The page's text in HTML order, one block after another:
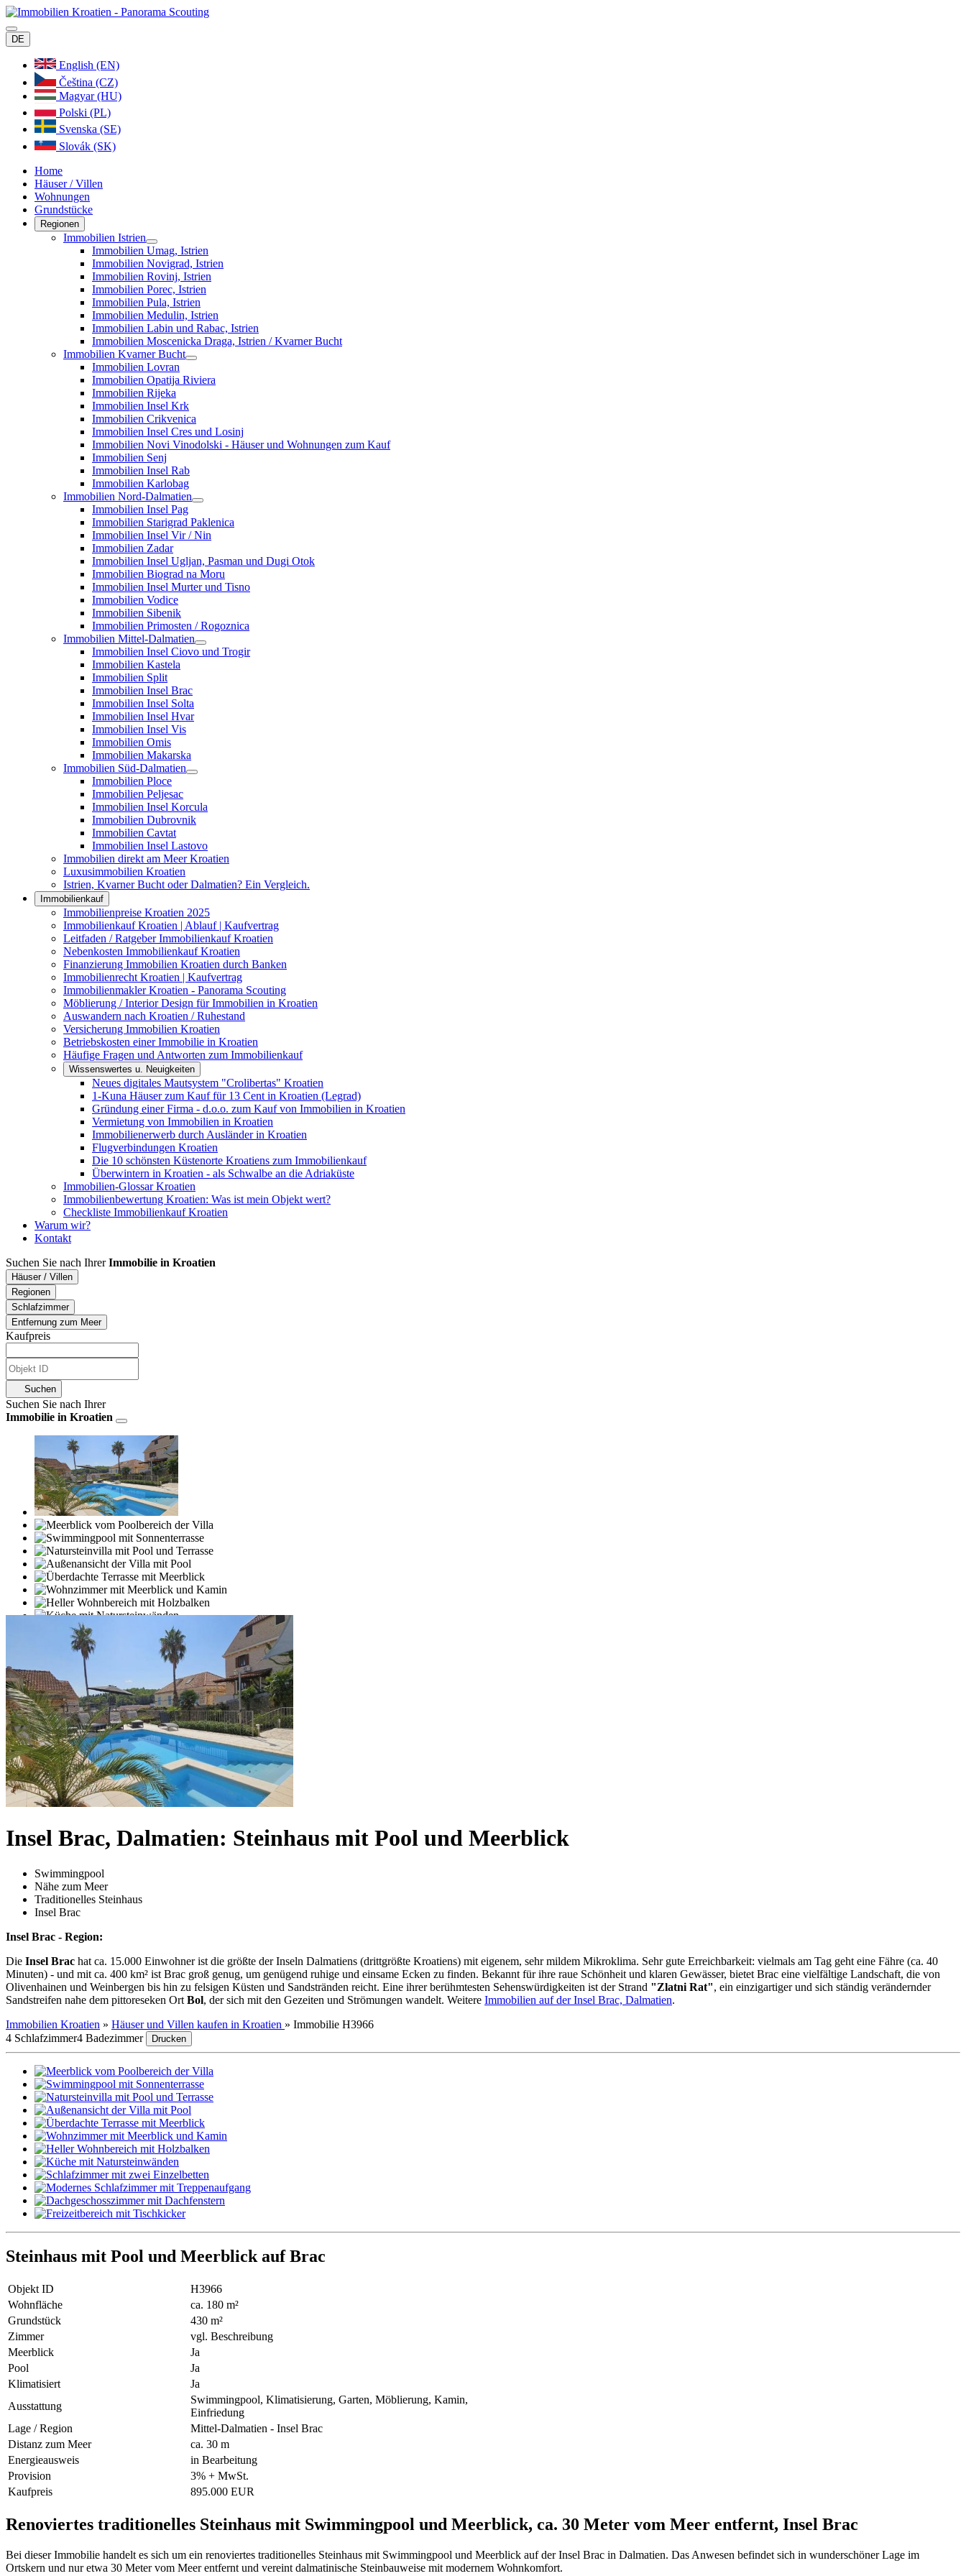
DE
English (EN)
Čeština (CZ)
Magyar (HU)
Polski (PL)
Svenska (SE)
Slovák (SK)
Home
Häuser / Villen
Wohnungen
Grundstücke
Regionen
Immobilien Istrien
Immobilien Umag, Istrien
Immobilien Novigrad, Istrien
Immobilien Rovinj, Istrien
Immobilien Porec, Istrien
Immobilien Pula, Istrien
Immobilien Medulin, Istrien
Immobilien Labin und Rabac, Istrien
Immobilien Moscenicka Draga, Istrien / Kvarner Bucht
Immobilien Kvarner Bucht
Immobilien Lovran
Immobilien Opatija Riviera
Immobilien Rijeka
Immobilien Insel Krk
Immobilien Crikvenica
Immobilien Insel Cres und Losinj
Immobilien Novi Vinodolski - Häuser und Wohnungen zum Kauf
Immobilien Senj
Immobilien Insel Rab
Immobilien Karlobag
Immobilien Nord-Dalmatien
Immobilien Insel Pag
Immobilien Starigrad Paklenica
Immobilien Insel Vir / Nin
Immobilien Zadar
Immobilien Insel Ugljan, Pasman und Dugi Otok
Immobilien Biograd na Moru
Immobilien Insel Murter und Tisno
Immobilien Vodice
Immobilien Sibenik
Immobilien Primosten / Rogoznica
Immobilien Mittel-Dalmatien
Immobilien Insel Ciovo und Trogir
Immobilien Kastela
Immobilien Split
Immobilien Insel Brac
Immobilien Insel Solta
Immobilien Insel Hvar
Immobilien Insel Vis
Immobilien Omis
Immobilien Makarska
Immobilien Süd-Dalmatien
Immobilien Ploce
Immobilien Peljesac
Immobilien Insel Korcula
Immobilien Dubrovnik
Immobilien Cavtat
Immobilien Insel Lastovo
Immobilien direkt am Meer Kroatien
Luxusimmobilien Kroatien
Istrien, Kvarner Bucht oder Dalmatien? Ein Vergleich.
Immobilienkauf
Immobilienpreise Kroatien 2025
Immobilienkauf Kroatien | Ablauf | Kaufvertrag
Leitfaden / Ratgeber Immobilienkauf Kroatien
Nebenkosten Immobilienkauf Kroatien
Finanzierung Immobilien Kroatien durch Banken
Immobilienrecht Kroatien | Kaufvertrag
Immobilienmakler Kroatien - Panorama Scouting
Möblierung / Interior Design für Immobilien in Kroatien
Auswandern nach Kroatien / Ruhestand
Versicherung Immobilien Kroatien
Betriebskosten einer Immobilie in Kroatien
Häufige Fragen und Antworten zum Immobilienkauf
Wissenswertes u. Neuigkeiten
Neues digitales Mautsystem "Crolibertas" Kroatien
1-Kuna Häuser zum Kauf für 13 Cent in Kroatien (Legrad)
Gründung einer Firma - d.o.o. zum Kauf von Immobilien in Kroatien
Vermietung von Immobilien in Kroatien
Immobilienerwerb durch Ausländer in Kroatien
Flugverbindungen Kroatien
Die 10 schönsten Küstenorte Kroatiens zum Immobilienkauf
Überwintern in Kroatien - als Schwalbe an die Adriaküste
Immobilien-Glossar Kroatien
Immobilienbewertung Kroatien: Was ist mein Objekt wert?
Checkliste Immobilienkauf Kroatien
Warum wir?
Kontakt
Suchen Sie nach IhrerImmobilie in Kroatien
Häuser / Villen
Regionen
Schlafzimmer
Entfernung zum Meer
Kaufpreis
Suchen
Suchen Sie nach Ihrer
Immobilie in Kroatien
Insel Brac, Dalmatien: Steinhaus mit Pool und Meerblick
Swimmingpool
Nähe zum Meer
Traditionelles Steinhaus
Insel Brac
Insel Brac - Region:
Die Insel Brac hat ca. 15.000 Einwohner ist die größte der Inseln Dalmatiens (drittgrößte Kroatiens) mit eigenem, sehr mildem Mikroklima. Sehr gute Erreichbarkeit: vielmals am Tag geht eine Fähre (ca. 40
Minuten) - und mit ca. 400 km² ist Brac groß genug, um genügend ruhige und einsame Ecken zu finden. Bekannt für ihre raue Schönheit und klaren Gewässer, bietet Brac eine vielfältige Landschaft, die von
Olivenhainen und Weinbergen bis hin zu felsigen Küsten und Sandstränden reicht. Eine ihrer berühmtesten Sehenswürdigkeiten ist der Strand "Zlatni Rat", ein einzigartiger und sich ständig verändernder
Sandstreifen nahe dem pittoreseken Ort Bol, der sich mit den Gezeiten und Strömungen wandelt. Weitere Immobilien auf der Insel Brac, Dalmatien.
Immobilien Kroatien » Häuser und Villen kaufen in Kroatien » Immobilie H3966
4 Schlafzimmer4 Badezimmer Drucken
Steinhaus mit Pool und Meerblick auf Brac
Objekt ID
H3966
Wohnfläche
ca. 180 m²
Grundstück
430 m²
Zimmer
vgl. Beschreibung
Meerblick
Ja
Pool
Ja
Klimatisiert
Ja
Ausstattung
Swimmingpool, Klimatisierung, Garten, Möblierung, Kamin,
Einfriedung
Lage / Region
Mittel-Dalmatien - Insel Brac
Distanz zum Meer
ca. 30 m
Energieausweis
in Bearbeitung
Provision
3% + MwSt.
Kaufpreis
895.000 EUR
Renoviertes traditionelles Steinhaus mit Swimmingpool und Meerblick, ca. 30 Meter vom Meer entfernt, Insel Brac
Bei dieser Immobilie handelt es sich um ein renoviertes traditionelles Steinhaus mit Swimmingpool und Meerblick auf der Insel Brac in Dalmatien. Das Anwesen befindet sich in wunderschöner Lage im
Ortskern und nur etwa 30 Meter vom Meer entfernt und vereint dalmatinische Steinbauweise mit modernem Wohnkomfort.